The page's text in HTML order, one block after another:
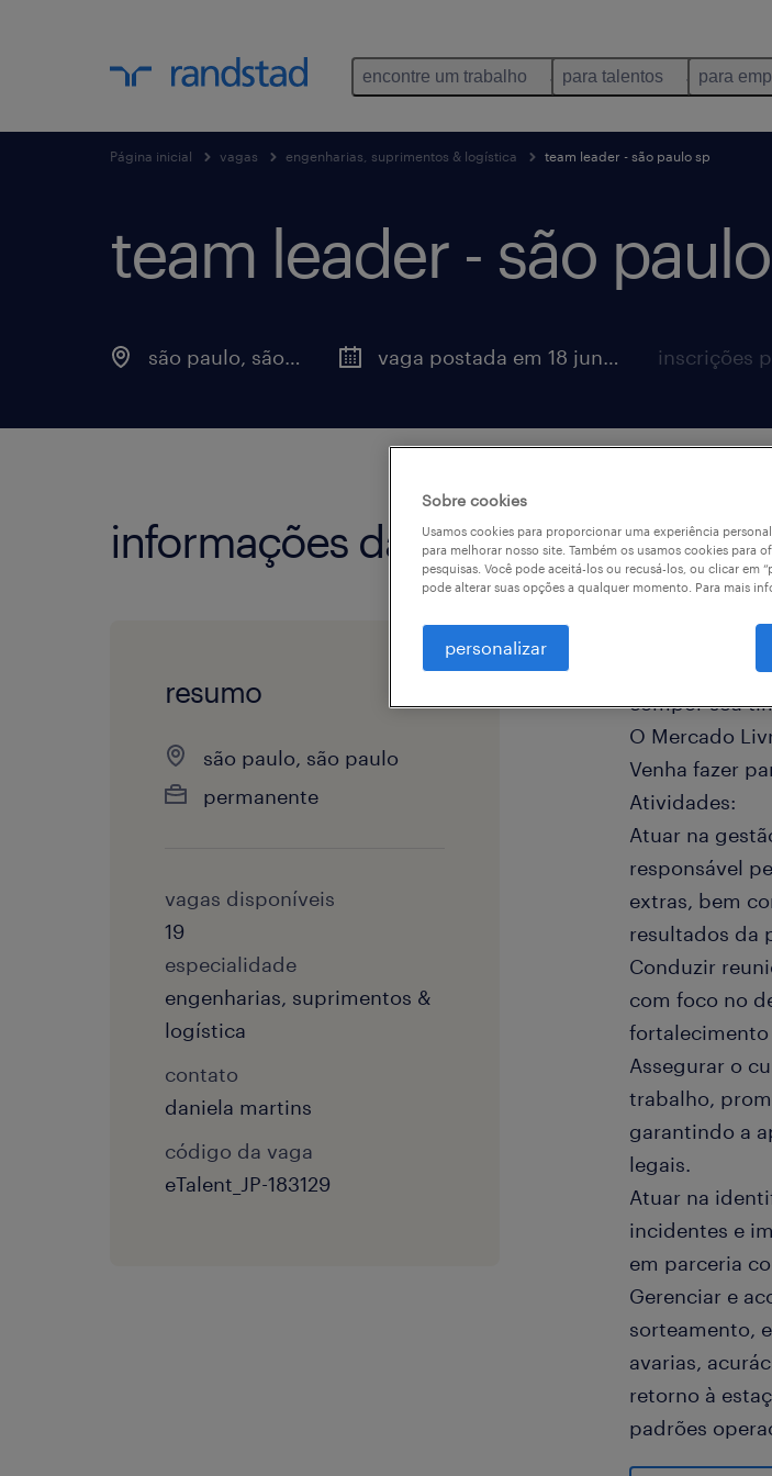
encontre um trabalho para talentos para
Página inicial vagas engenharias, suprimentos & logística team leader - são paulo sp
team leader - são
são paulo, são paulo vaga postada em 18 junho 2026
informações da vaga
resumo
são paulo, são paulo
permanente
vagas disponíveis
19
especialidade
engenharias, suprimentos &
logística
contato
daniela martins
código da vaga
eTalent_JP-183129
A Randstad
da América
compor seu
O Mercado
Venha fazer
Atividades:
Atuar na
responsável
extras, bem
resultados da
Conduzir
com foco no
Assegurar o
trabalho,
garantindo a
legais.
Atuar na
incidentes e
em parceria
Gerenciar e
sorteamento,
avarias,
retorno à
padrões
Monitorar,
Sobre cookies
Usamos cookies para proporcionar uma experiência
para melhorar nosso site. Também os usamos cookies para
pesquisas. Você pode aceitá-los ou recusá-los, ou clicar em
pode alterar suas opções a qualquer momento. Para mais
personalizar